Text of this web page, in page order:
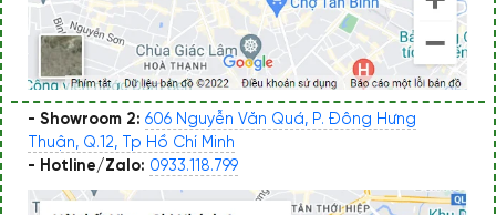
- Showroom 2: 606 Nguyễn Văn Quá, P. Đông Hưng
Thuận, Q.12, Tp Hồ Chí Minh
- Hotline/Zalo: 0933.118.799